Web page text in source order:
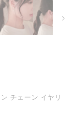
チェーン イヤリ